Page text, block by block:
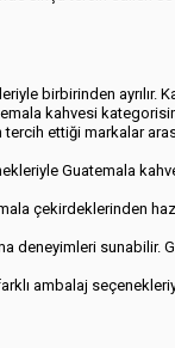
birbirinden
kahvesi
tercih ettiği markalar
Guatemala
çekirdeklerinden
deneyimleri
ambalaj